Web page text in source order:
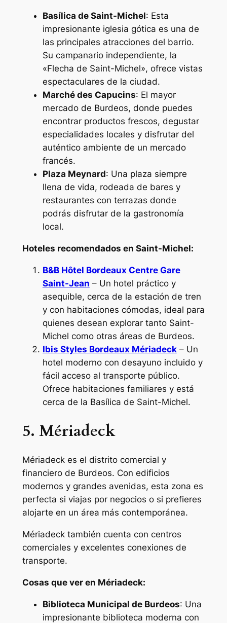
Basílica de Saint-Michel: Esta
impresionante iglesia gótica es una de
las principales atracciones del barrio.
Su campanario independiente, la
«Flecha de Saint-Michel», ofrece vistas
espectaculares de la ciudad.
Marché des Capucins: El mayor
mercado de Burdeos, donde puedes
encontrar productos frescos, degustar
especialidades locales y disfrutar del
auténtico ambiente de un mercado
francés.
Plaza Meynard: Una plaza siempre
llena de vida, rodeada de bares y
restaurantes con terrazas donde
podrás disfrutar de la gastronomía
local.
Hoteles recomendados en Saint-Michel:
B&B Hôtel Bordeaux Centre Gare
Saint-Jean – Un hotel práctico y
asequible, cerca de la estación de tren
y con habitaciones cómodas, ideal para
quienes desean explorar tanto Saint-
Michel como otras áreas de Burdeos.
Ibis Styles Bordeaux Mériadeck– Un
hotel moderno con desayuno incluido y
fácil acceso al transporte público.
Ofrece habitaciones familiares y está
cerca de la Basílica de Saint-Michel.
5. Mériadeck
Mériadeck es el distrito comercial y
financiero de Burdeos. Con edificios
modernos y grandes avenidas, esta zona es
perfecta si viajas por negocios o si prefieres
alojarte en un área más contemporánea.
Mériadeck también cuenta con centros
comerciales y excelentes conexiones de
transporte.
Cosas que ver en Mériadeck:
Biblioteca Municipal de Burdeos: Una
impresionante biblioteca moderna con